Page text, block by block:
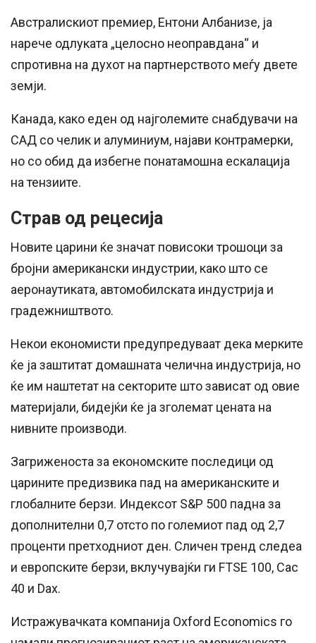
Австралискиот премиер, Ентони Албанизе, ја
нарече одлуката „целосно неоправдана“ и
спротивна на духот на партнерството меѓу двете
земји.
Канада, како еден од најголемите снабдувачи на
САД со челик и алуминиум, најави контрамерки,
но со обид да избегне понатамошна ескалација
на тензиите.
Страв од рецесија
Новите царини ќе значат повисоки трошоци за
бројни американски индустрии, како што се
аеронаутиката, автомобилската индустрија и
градежништвото.
Некои економисти предупредуваат дека мерките
ќе ја заштитат домашната челична индустрија, но
ќе им наштетат на секторите што зависат од овие
материјали, бидејќи ќе ја зголемат цената на
нивните производи.
Загриженоста за економските последици од
царините предизвика пад на американските и
глобалните берзи. Индексот S&P 500 падна за
дополнителни 0,7 отсто по големиот пад од 2,7
проценти претходниот ден. Сличен тренд следеа
и европските берзи, вклучувајќи ги FTSE 100, Cac
40 и Dax.
Истражувачката компанија Oxford Economics го